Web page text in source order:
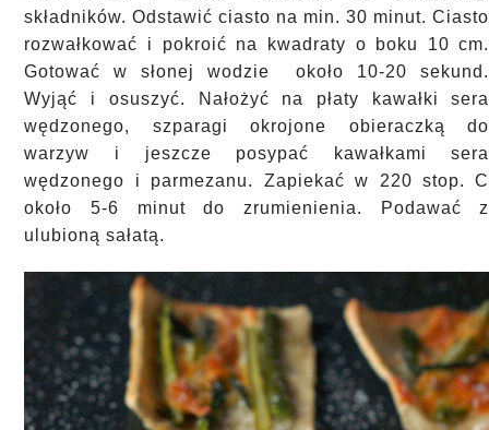
składników. Odstawić ciasto na min. 30 minut. Ciasto
rozwałkować i pokroić na kwadraty o boku 10 cm.
Gotować w słonej wodzie około 10-20 sekund.
Wyjąć i osuszyć. Nałożyć na płaty kawałki sera
wędzonego, szparagiokrojone obieraczką do
warzyw i jeszcze posypać kawałkami sera
wędzonego i parmezanu. Zapiekać w 220 stop. C
około 5-6 minut do zrumienienia. Podawać z
ulubioną sałatą.